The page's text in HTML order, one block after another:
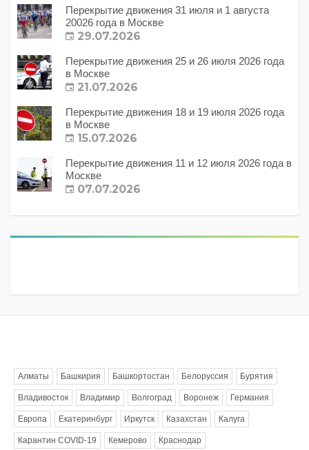
Перекрытие движения 31 июля и 1 августа
20026 года в Москве
29.07.2026
Перекрытие движения 25 и 26 июля 2026 года
в Москве
21.07.2026
Перекрытие движения 18 и 19 июля 2026 года
в Москве
15.07.2026
Перекрытие движения 11 и 12 июля 2026 года в
Москве
07.07.2026
Алматы Башкирия Башкортостан Белоруссия Бурятия
Владивосток Владимир Волгоград Воронеж Германия
Европа Екатеринбург Иркутск Казахстан Калуга
Карантин COVID-19 Кемерово Краснодар